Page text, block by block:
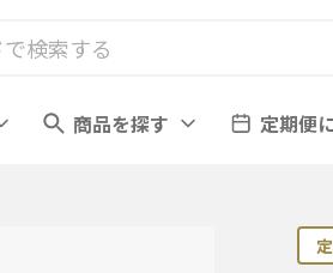
商品を探す 定期便